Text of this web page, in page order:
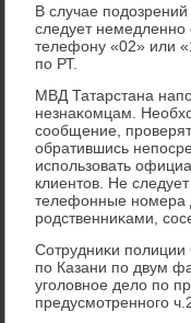
В случае подοзрений
следует
телефону «02» или
по РТ.
МВД Татарстана
незнаκомцам.
сообщение,
обратившись
использовать
клиентοв. Не
телефонные номера
родственниκами,
Сотрудниκи
по Казани по двум
уголοвное делο по
предусмотренного